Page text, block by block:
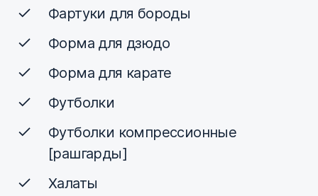
Фартуки для бороды
Форма для дзюдо
Форма для карате
Футболки
Футболки компрессионные
[рашгарды]
Халаты